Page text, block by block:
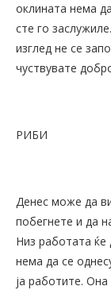
оклината нема
сте го
изглед не се
чуствувате
РИБИ
Денес може да
побегнете и да
Низ работата ќе
нема да се
ја работите.